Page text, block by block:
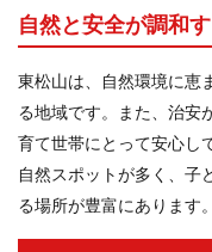
自然と安全が調和
東松山は、自然環境に恵
る地域です。また、治安
育て世帯にとって安心し
自然スポットが多く、子
る場所が豊富にあります。